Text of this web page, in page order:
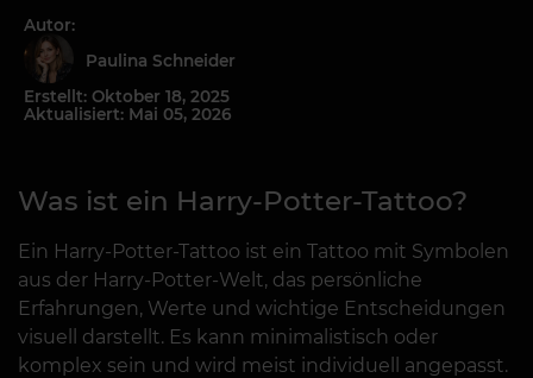
Autor:
Paulina Schneider
Erstellt: Oktober 18, 2025
Aktualisiert: Mai 05, 2026
Was ist ein Harry-Potter-Tattoo?
Ein Harry-Potter-Tattoo ist ein Tattoo mit Symbolen
aus der Harry-Potter-Welt, das persönliche
Erfahrungen, Werte und wichtige Entscheidungen
visuell darstellt. Es kann minimalistisch oder
komplex sein und wird meist individuell angepasst.